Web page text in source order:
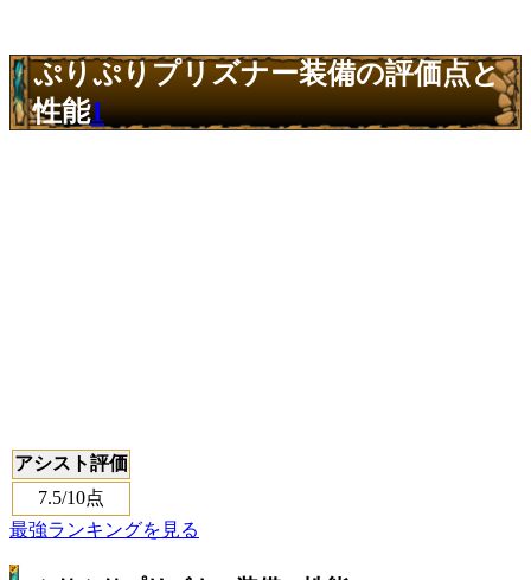
ぷりぷりプリズナー装備の評価点と
性能1
アシスト評価
7.5/10点
最強ランキングを見る